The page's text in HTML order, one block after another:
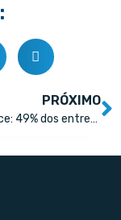
PRÓXIMO
E-commerce: 49% dos entrevistados afirmou que rapidez é o item mais importante na entrega dos pedidos